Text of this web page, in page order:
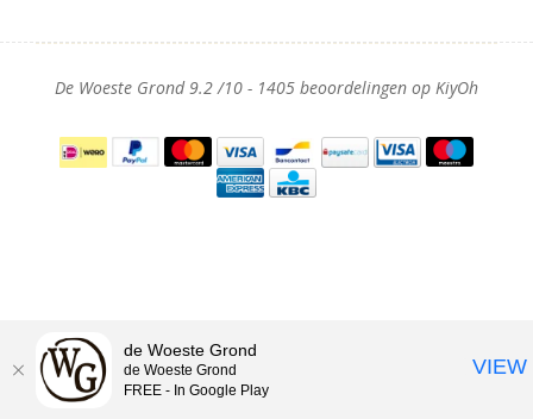
De Woeste Grond9.2/10 - 1405 beoordelingen op KiyOh
de Woeste Grond
de Woeste Grond
FREE - In Google Play
VIEW